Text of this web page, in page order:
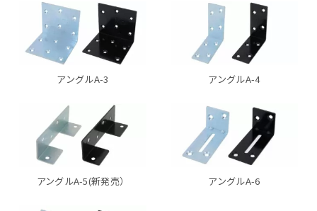
アングルA-3 アングルA-4
アングルA-5(新発売） アングルA-6